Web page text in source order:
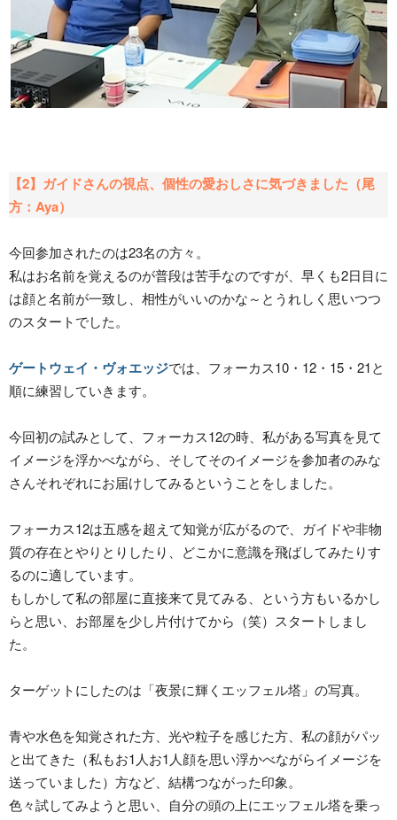
【2】ガイドさんの視点、個性の愛おしさに気づきました（尾
方：Aya）
今回参加されたのは23名の方々。
私はお名前を覚えるのが普段は苦手なのですが、早くも2日目に
は顔と名前が一致し、相性がいいのかな～とうれしく思いつつ
のスタートでした。
ゲートウェイ・ヴォエッジでは、フォーカス10・12・15・21と
順に練習していきます。
今回初の試みとして、フォーカス12の時、私がある写真を見て
イメージを浮かべながら、そしてそのイメージを参加者のみな
さんそれぞれにお届けしてみるということをしました。
フォーカス12は五感を超えて知覚が広がるので、ガイドや非物
質の存在とやりとりしたり、どこかに意識を飛ばしてみたりす
るのに適しています。
もしかして私の部屋に直接来て見てみる、という方もいるかし
らと思い、お部屋を少し片付けてから（笑）スタートしまし
た。
ターゲットにしたのは「夜景に輝くエッフェル塔」の写真。
青や水色を知覚された方、光や粒子を感じた方、私の顔がパッ
と出てきた（私もお1人お1人顔を思い浮かべながらイメージを
送っていました）方など、結構つながった印象。
色々試してみようと思い、自分の頭の上にエッフェル塔を乗っ